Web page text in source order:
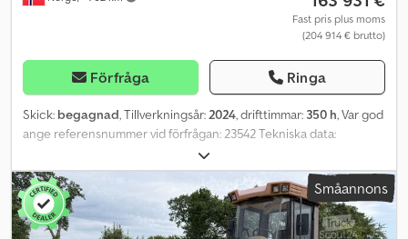
Fast pris plus moms
(204 914 € brutto)
Förfråga Ringa
Skick: begagnad, Tillverkningsår:2024, drifttimmar: 350 h, Var god
ange referensnummer vid förfrågan: 23542 Tekniska data:
Tillverkningsår: 2024 Drifttimmar: 350 Vikt: 9 010 kg Effekt: 112 kW
Centralsmörjning JCB-snabbfäste Bra däck Joystickstyrning
Backkamera Hydrauliska anslutningar fram Extra arbetsbelysning
Radio/CD Luftkonditionering Omgående leverans Beskrivning:
Dcedpozal N Nsfx Apvek JCB 413S hjullastare, tillverkningsår 2024.
Småannons